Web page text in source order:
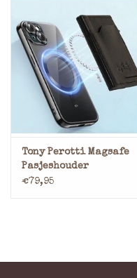
Tony Perotti Magsafe
Pasjeshouder
€79,95